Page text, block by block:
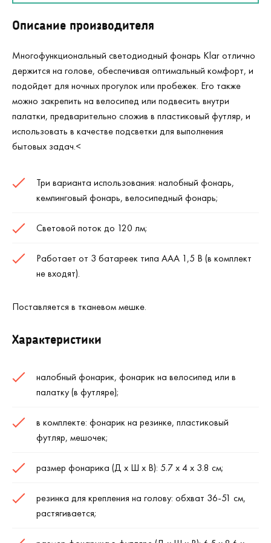
Описание производителя
Многофункциональный светодиодный фонарь Klar отлично
держится на голове, обеспечивая оптимальный комфорт, и
подойдет для ночных прогулок или пробежек. Его также
можно закрепить на велосипед или подвесить внутри
палатки, предварительно сложив в пластиковый футляр, и
использовать в качестве подсветки для выполнения
бытовых задач.<
Три варианта использования: налобный фонарь,
кемпинговый фонарь, велосипедный фонарь;
Световой поток до 120 лм;
Работает от 3 батареек типа ААА 1,5 В (в комплект
не входят).
Поставляется в тканевом мешке.
Характеристики
налобный фонарик, фонарик на велосипед или в
палатку (в футляре);
в комплекте: фонарик на резинке, пластиковый
футляр, мешочек;
размер фонарика (Д х Ш х В): 5.7 х 4 х 3.8 см;
резинка для крепления на голову: обхват 36-51 см,
растягивается;